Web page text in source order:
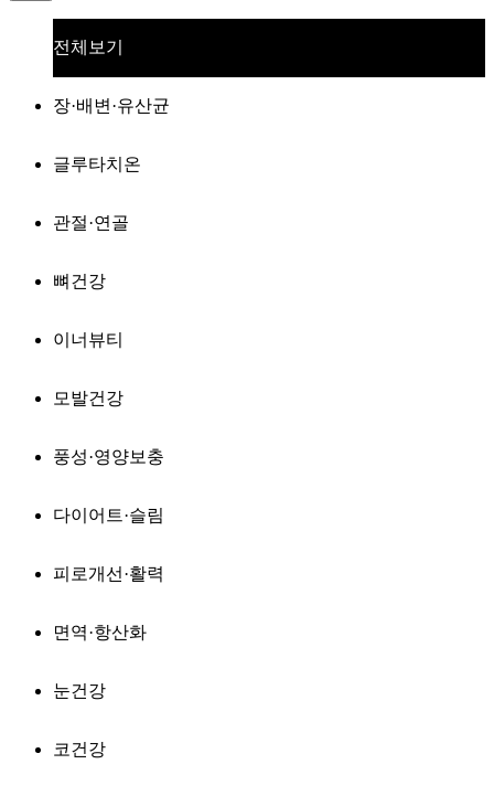
전체보기
장·배변·유산균
글루타치온
관절·연골
뼈건강
이너뷰티
모발건강
풍성·영양보충
다이어트·슬림
피로개선·활력
면역·항산화
눈건강
코건강